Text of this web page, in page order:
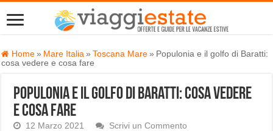
Home » Mare Italia » Toscana Mare » Populonia e il golfo di Baratti:
cosa vedere e cosa fare
Populonia e il golfo di Baratti: cosa vedere
e cosa fare
12 Marzo 2021 Scrivi un Commento